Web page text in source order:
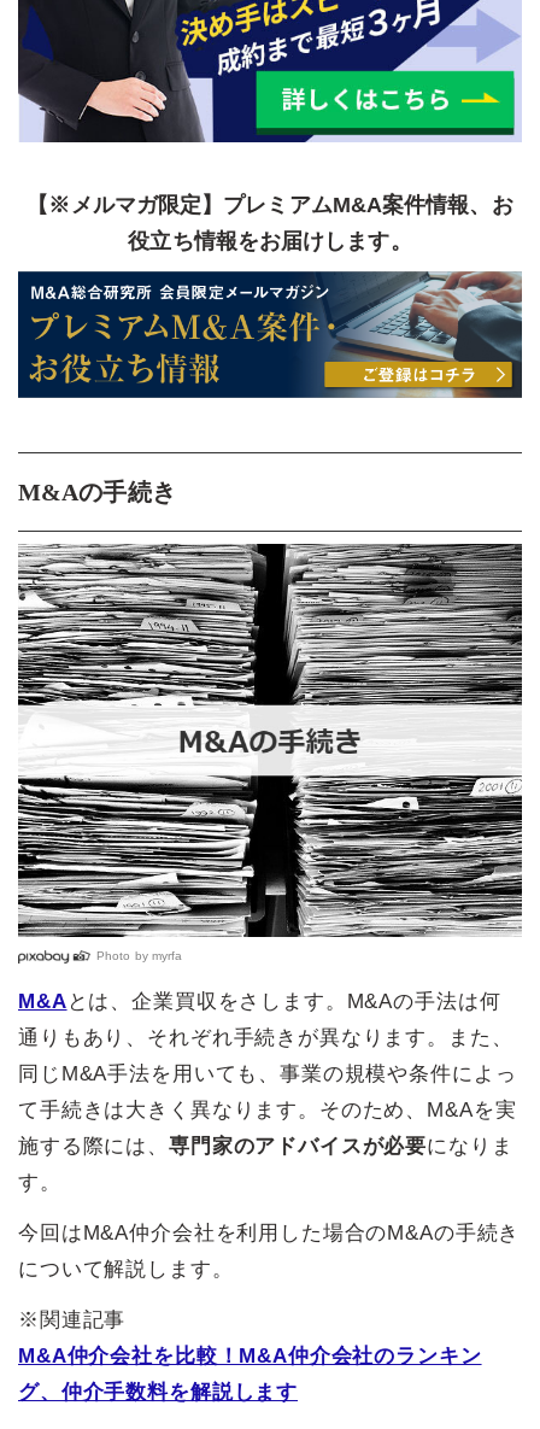
【※メルマガ限定】プレミアムM&A案件情報、お
役立ち情報をお届けします。
M&Aの手続き
Photo by myrfa
M&A とは、企業買収をさします。M&Aの手法は何
通りもあり、それぞれ手続きが異なります。また、
同じM&A手法を用いても、事業の規模や条件によっ
て手続きは大きく異なります。そのため、M&Aを実
施する際には、 専門家のアドバイスが必要になりま
す。
今回はM&A仲介会社を利用した場合のM&Aの手続き
について解説します。
※関連記事
M&A仲介会社を比較！M&A仲介会社のランキン
グ、仲介手数料を解説します